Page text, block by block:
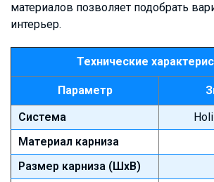
материалов позволяет подобрать
интерьер.
Технические
Параметр
Система
Материал карниза
Размер карниза (ШхВ)